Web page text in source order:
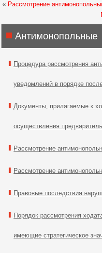
« Рассмотрение
Антимонопольные
Процедура рассмотрения
уведомлений в порядке
Документы, прилагаемые к
осуществления
Рассмотрение
Рассмотрение
Правовые последствия
Порядок рассмотрения
имеющие стратегическое